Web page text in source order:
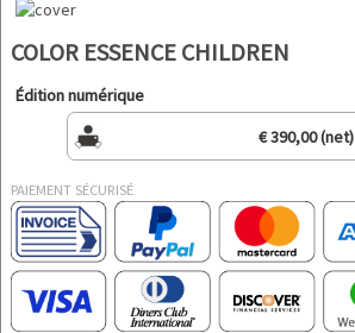
COLOR ESSENCE CHILDREN
Édition numérique
€ 390,00 (net)
PAIEMENT SÉCURISÉ